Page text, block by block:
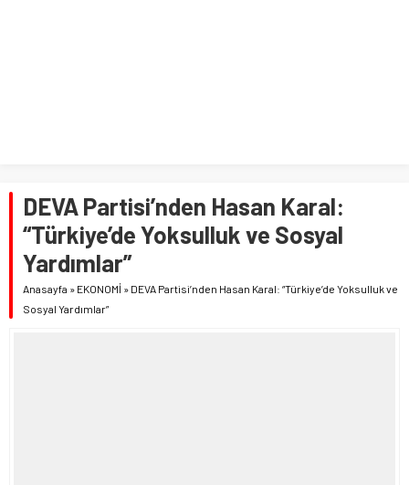
DEVA Partisi’nden Hasan Karal:
“Türkiye’de Yoksulluk ve Sosyal
Yardımlar”
Anasayfa » EKONOMİ » DEVA Partisi’nden Hasan Karal: “Türkiye’de Yoksulluk ve
Sosyal Yardımlar”